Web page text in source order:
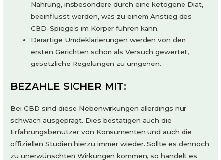
Nahrung, insbesondere durch eine ketogene Diät,
beeinflusst werden, was zu einem Anstieg des
CBD-Spiegels im Körper führen kann.
Derartige Umdeklarierungen werden von den
ersten Gerichten schon als Versuch gewertet,
gesetzliche Regelungen zu umgehen.
BEZAHLE SICHER MIT:
Bei CBD sind diese Nebenwirkungen allerdings nur
schwach ausgeprägt. Dies bestätigen auch die
Erfahrungsbenutzer von Konsumenten und auch die
offiziellen Studien hierzu immer wieder. Sollte es dennoch
zu unerwünschten Wirkungen kommen, so handelt es